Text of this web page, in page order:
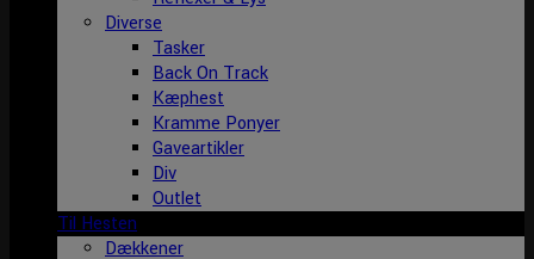
Diverse
Tasker
Back On Track
Kæphest
Kramme Ponyer
Gaveartikler
Div
Outlet
Til Hesten
Dækkener